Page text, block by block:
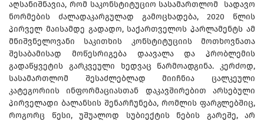
აღსანიშნავია, რომ საკონსტიტუციო სასამართლომ სადავო
ნორმების ძალადაკარგულად გამოცხადება, 2020 წლის
პირველ მაისამდე გადადო, საქართველოს პარლამენტს ამ
მნიშვნელოვანი საკითხის კონსტიტუციის მოთხოვნათა
შესაბამისად მოწესრიგება დაავალა და პრობლემის
გადაწყვეტის გარკვეული ხედვაც წარმოადგინა. კერძოდ,
სასამართლომ შესაძლებლად მიიჩნია ცალკეული
კატეგორიის ინფორმაციასთან დაკავშირებით არსებული
პირველადი ბალანსის შენარჩუნება, რომლის ფარგლებშიც,
როგორც წესი, უშუალოდ სუბიექტის ნების გარეშე, არ